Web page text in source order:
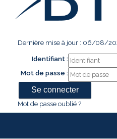
Dernière mise à jour : 06/08/
Identifiant :
Mot de passe :
Mot de passe oublié ?